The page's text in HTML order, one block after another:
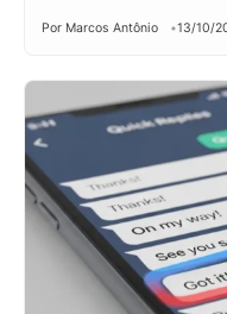
Por Marcos Antônio 13/10/